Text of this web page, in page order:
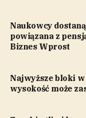
Naukowcy
powiązana z
Biznes Wprost
Najwyższe bloki
wysokość może